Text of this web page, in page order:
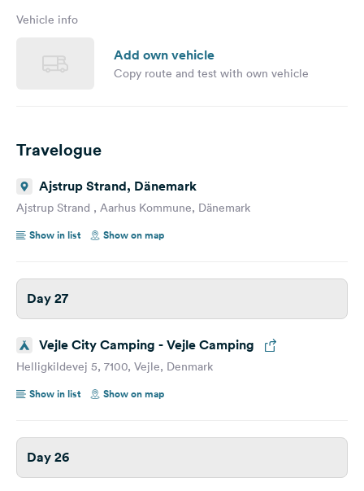
Vehicle info
Add own vehicle
Copy route and test with own vehicle
Travelogue
Ajstrup Strand, Dänemark
Ajstrup Strand , Aarhus Kommune, Dänemark
Show in list
Show on map
Day 27
Vejle City Camping - Vejle Camping
Helligkildevej 5, 7100, Vejle, Denmark
Show in list
Show on map
Day 26